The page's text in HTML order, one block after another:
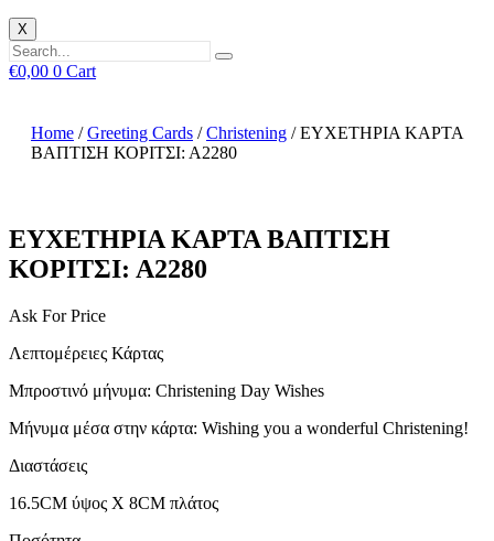
X
€0,00 0 Cart
Home /Greeting Cards /Christening / ΕΥΧΕΤΗΡΙΑ ΚΑΡΤΑ
ΒΑΠΤΙΣΗ ΚΟΡΙΤΣΙ: Α2280
ΕΥΧΕΤΗΡΙΑ ΚΑΡΤΑ ΒΑΠΤΙΣΗ
ΚΟΡΙΤΣΙ: Α2280
Ask For Price
Λεπτομέρειες Κάρτας
Μπροστινό μήνυμα: Christening Day Wishes
Μήνυμα μέσα στην κάρτα: Wishing you a wonderful Christening!
Διαστάσεις
16.5CM ύψος X 8CM πλάτος